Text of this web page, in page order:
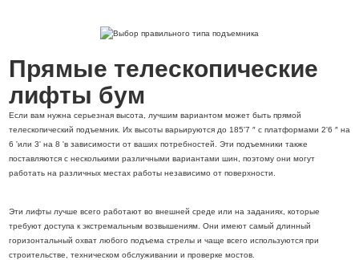
Прямые телескопические
лифты бум
Если вам нужна серьезная высота, лучшим вариантом может быть прямой
телескопический подъемник. Их высоты варьируются до 185'7 ″ с платформами 2'6 ″ на
6 'или 3' на 8 'в зависимости от ваших потребностей. Эти подъемники также
поставляются с несколькими различными вариантами шин, поэтому они могут
работать на различных местах работы независимо от поверхности.
Эти лифты лучше всего работают во внешней среде или на заданиях, которые
требуют доступа к экстремальным возвышениям. Они имеют самый длинный
горизонтальный охват любого подъема стрелы и чаще всего используются при
строительстве, техническом обслуживании и проверке мостов.